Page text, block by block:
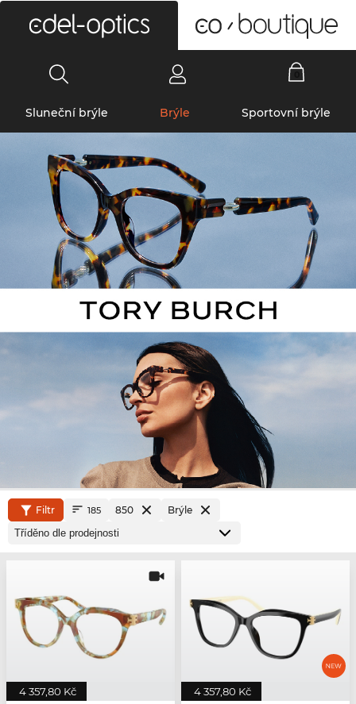
Sluneční brýle Brýle Sportovní brýle
Filtr 185 850 Brýle
4 357,80 Kč 4 357,80 Kč